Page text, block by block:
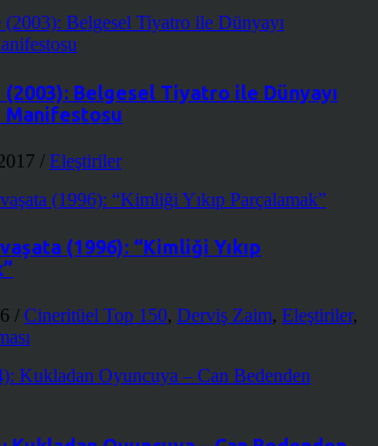
Belgesel Tiyatro ile Dünyayı
Manifestosu
/ Eleştiriler
(1996): “Kimliği Yıkıp
/ Cineritüel Top 150, Derviş Zaim, Eleştiriler,